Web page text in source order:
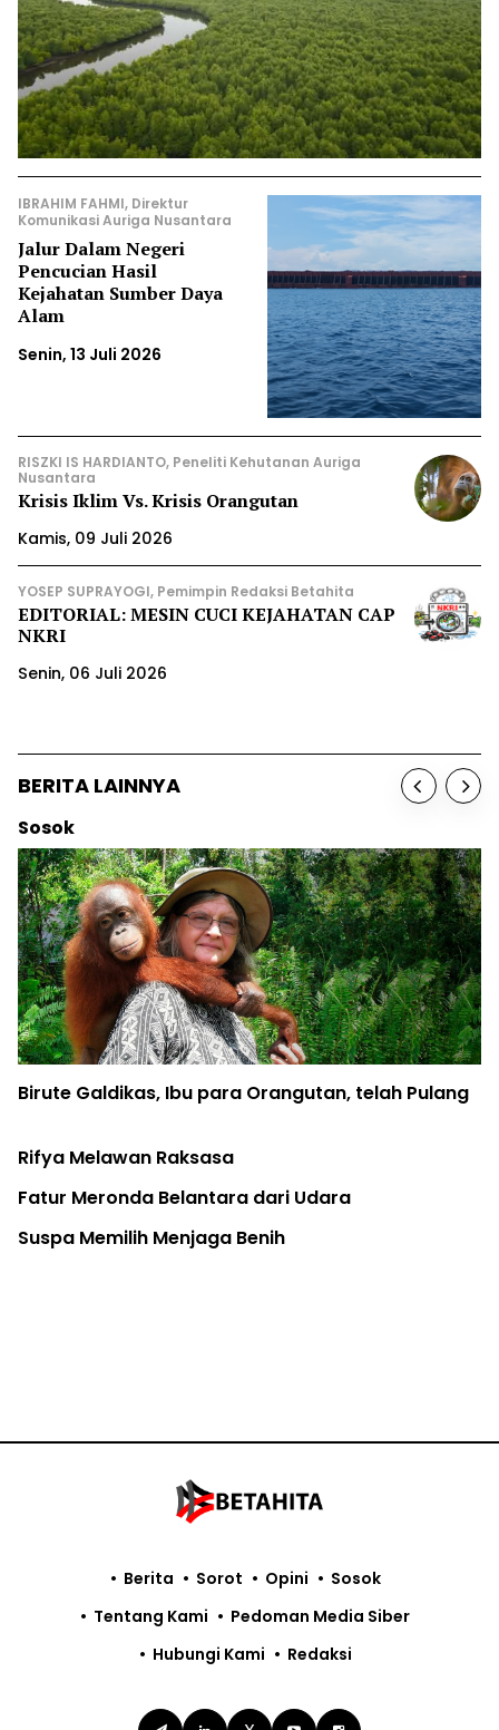
IBRAHIM FAHMI, Direktur
Komunikasi Auriga Nusantara
Jalur Dalam Negeri
Pencucian Hasil
Kejahatan Sumber Daya
Alam
Senin, 13 Juli 2026
RISZKI IS HARDIANTO, Peneliti Kehutanan Auriga
Nusantara
Krisis Iklim Vs. Krisis Orangutan
Kamis, 09 Juli 2026
YOSEP SUPRAYOGI, Pemimpin Redaksi Betahita
EDITORIAL: MESIN CUCI KEJAHATAN CAP
NKRI
Senin, 06 Juli 2026
BERITA LAINNYA
Berita
Equator
LSM Ajukan Sengketa Informasi Soal Rencana
Investasi di Aceh
Berita Sorot Opini
Sosok
Tentang Kami
Pedoman Media Siber
Hubungi Kami
Redaksi